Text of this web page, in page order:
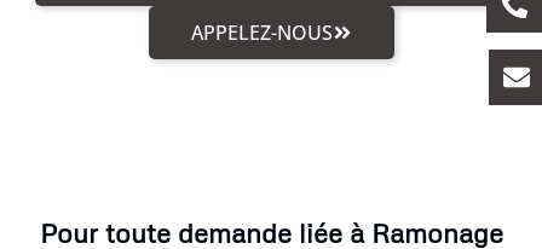
APPELEZ-NOUS
Pour toute demande liée à Ramonage